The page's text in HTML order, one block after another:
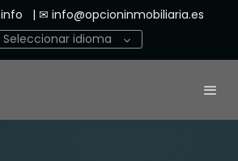
info | ✉ info@opcioninmobiliaria.es
Seleccionar idioma